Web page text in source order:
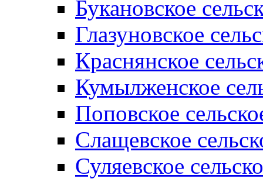
Букановское
Глазуновское
Краснянское
Кумылженское
Поповское
Слащевское
Суляевское